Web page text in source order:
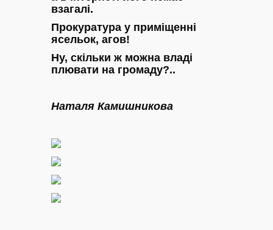
взагалі.
Прокуратура у приміщенні
ясельок, агов!
Ну, скільки ж можна владі
плювати на громаду?..
Наталя Камишникова